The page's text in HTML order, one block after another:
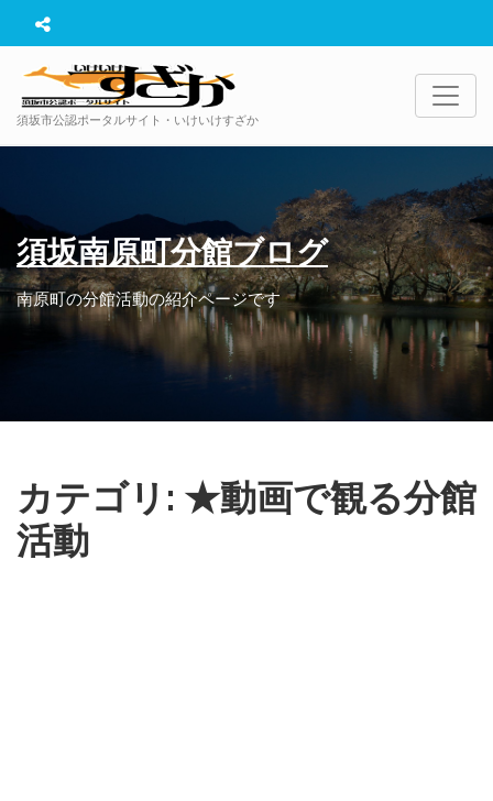
須坂市公認ポータルサイト・いけいけすざか
須坂南原町分館ブログ
南原町の分館活動の紹介ページです
カテゴリ: ★動画で観る分館
活動